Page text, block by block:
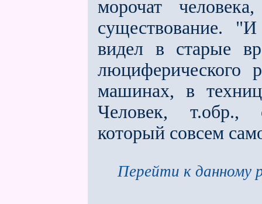
морочат
существование.
видел в старые
люциферического
машинах, в
Человек, т.обр.,
который совсем
Перейти к данному